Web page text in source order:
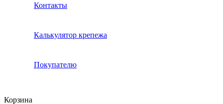
Контакты
Калькулятор крепежа
Покупателю
Корзина